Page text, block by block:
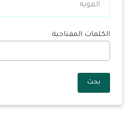
المويه
الكلمات المفتاحية
بحث